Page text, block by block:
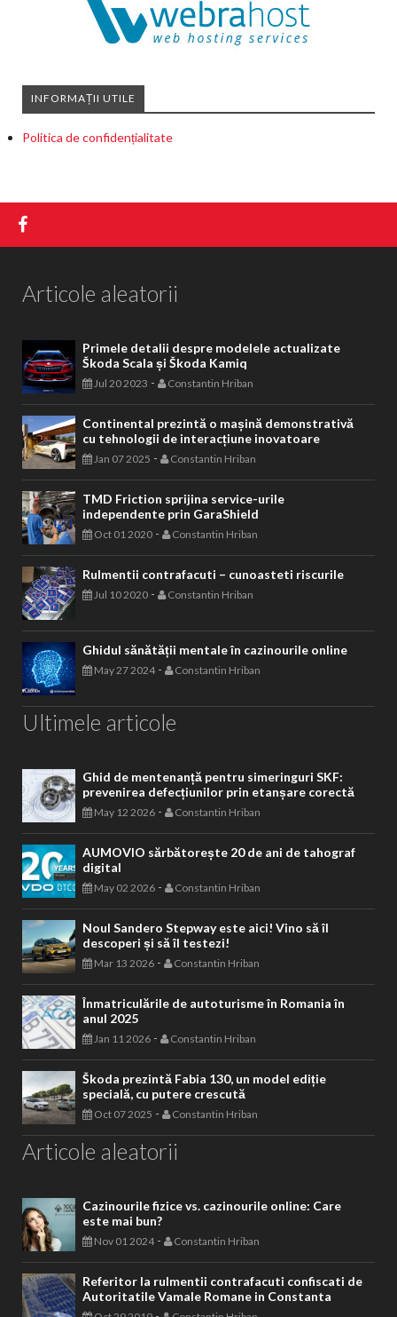
INFORMAȚII UTILE
Politica de confidențialitate
Articole aleatorii
Primele detalii despre modelele actualizate
Škoda Scala și Škoda Kamiq
Jul 20 2023 - Constantin Hriban
Continental prezintă o mașină demonstrativă
cu tehnologii de interacțiune inovatoare
Jan 07 2025 - Constantin Hriban
TMD Friction sprijina service-urile
independente prin GaraShield
Oct 01 2020 - Constantin Hriban
Rulmentii contrafacuti – cunoasteti riscurile
Jul 10 2020 - Constantin Hriban
Ghidul sănătății mentale în cazinourile online
May 27 2024- Constantin Hriban
Ultimele articole
Ghid de mentenanță pentru simeringuri SKF:
prevenirea defecțiunilor prin etanșare corectă
May 12 2026 - Constantin Hriban
AUMOVIO sărbătorește 20 de ani de tahograf
digital
May 02 2026 - Constantin Hriban
Noul Sandero Stepway este aici! Vino să îl
descoperi și să îl testezi!
Mar 13 2026 - Constantin Hriban
Înmatriculările de autoturisme în Romania în
anul 2025
Jan 11 2026 - Constantin Hriban
Škoda prezintă Fabia 130, un model ediție
specială, cu putere crescută
Oct 07 2025 - Constantin Hriban
Articole aleatorii
Cazinourile fizice vs. cazinourile online: Care
este mai bun?
Nov 01 2024- Constantin Hriban
Referitor la rulmentii contrafacuti confiscati de
Autoritatile Vamale Romane in Constanta